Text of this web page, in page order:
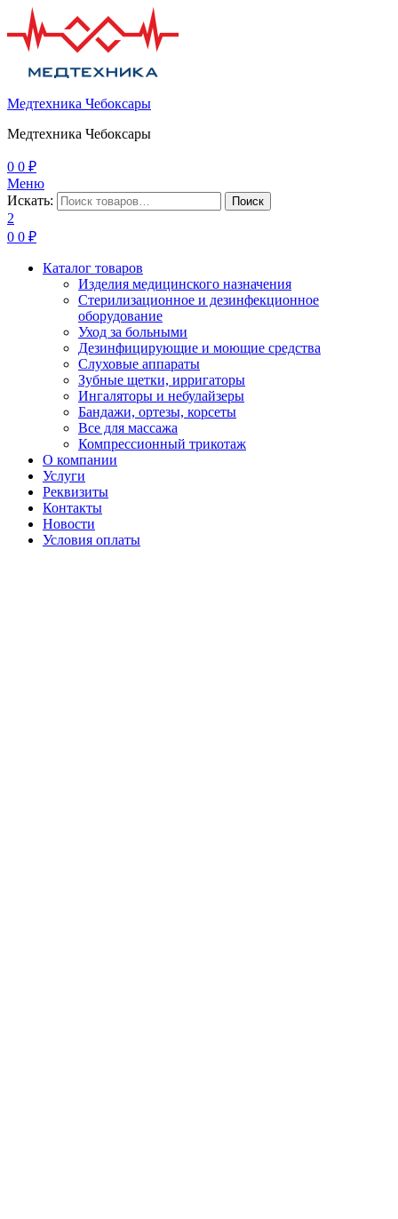
Медтехника Чебоксары
Медтехника Чебоксары
0 0 ₽
Меню
Искать:
Поиск
2
0 0 ₽
Каталог товаров
Изделия медицинского назначения
Стерилизационное и дезинфекционное
оборудование
Уход за больными
Дезинфицирующие и моющие средства
Слуховые аппараты
Зубные щетки, ирригаторы
Ингаляторы и небулайзеры
Бандажи, ортезы, корсеты
Все для массажа
Компрессионный трикотаж
О компании
Услуги
Реквизиты
Контакты
Новости
Условия оплаты